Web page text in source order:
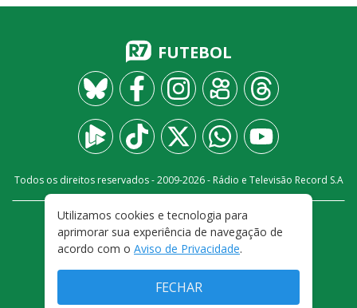
FUTEBOL
Todos os direitos reservados - 2009-2026- Rádio e Televisão Record S.A
FALE CONOSCO
PRIVACIDADE
TERMOS E CONDIÇÕES DE USO
Utilizamos cookies e tecnologia para
aprimorar sua experiência de navegação de
acordo com o Aviso de Privacidade.
FECHAR